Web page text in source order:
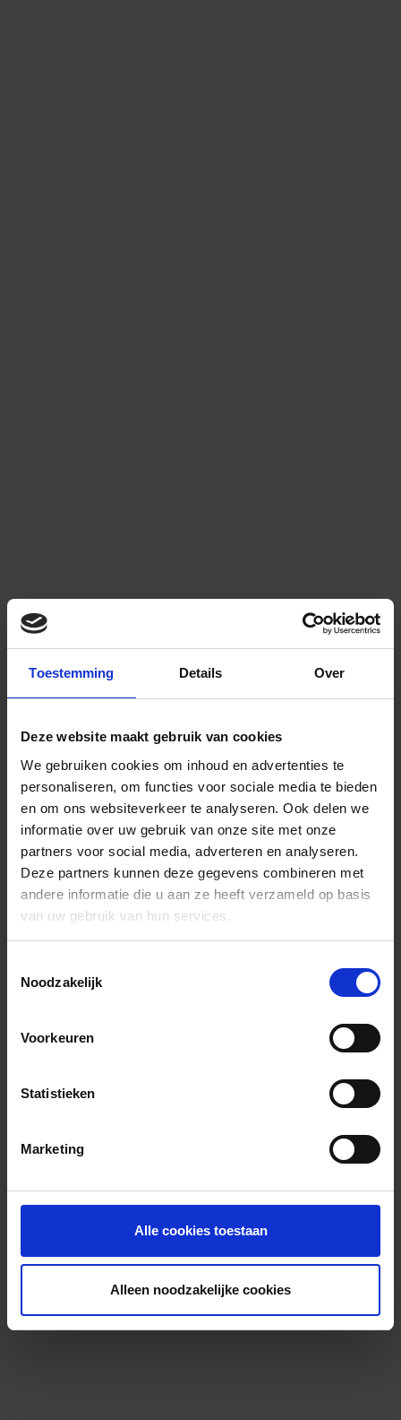
Toestemming Details Over
Deze website maakt gebruik van cookies
We gebruiken cookies om inhoud en advertenties te
personaliseren, om functies voor sociale media te bieden
en om ons websiteverkeer te analyseren. Ook delen we
informatie over uw gebruik van onze site met onze
partners voor social media, adverteren en analyseren.
Deze partners kunnen deze gegevens combineren met
andere informatie die u aan ze heeft verzameld op basis
van uw gebruik van hun services.
Noodzakelijk
Voorkeuren
Statistieken
Marketing
Alle cookies toestaan
Alleen noodzakelijke cookies